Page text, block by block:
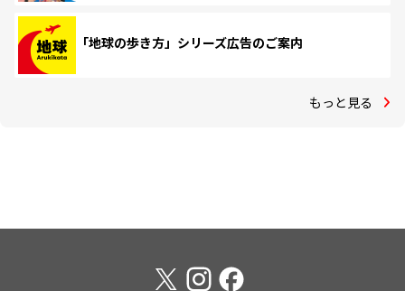
「地球の歩き方」シリーズ広告のご案内
もっと見る